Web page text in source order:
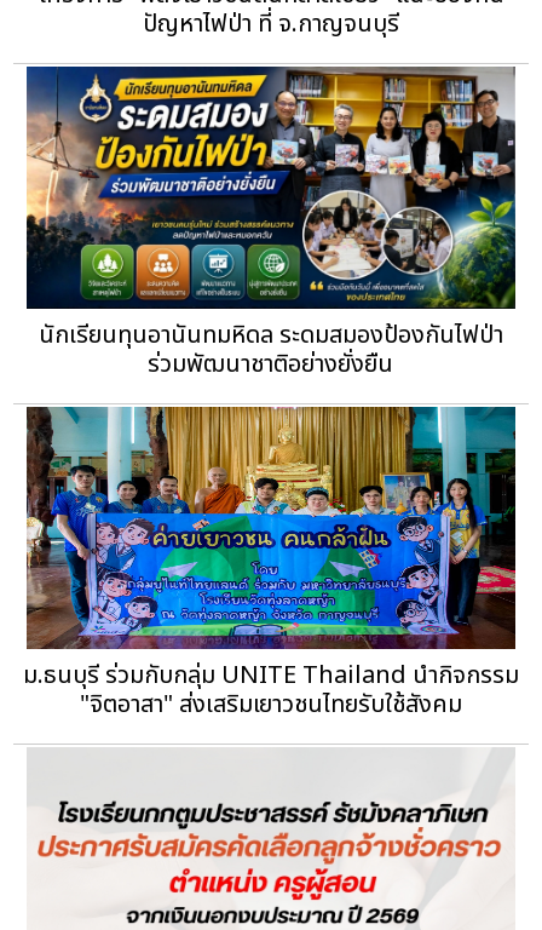
ปัญหาไฟป่า ที่ จ.กาญจนบุรี
นักเรียนทุนอานันทมหิดล ระดมสมองป้องกันไฟป่า
ร่วมพัฒนาชาติอย่างยั่งยืน
ม.ธนบุรี ร่วมกับกลุ่ม UNITE Thailand นำกิจกรรม
"จิตอาสา" ส่งเสริมเยาวชนไทยรับใช้สังคม